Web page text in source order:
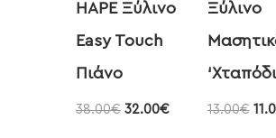
HAPE Ξύλινο
Easy Touch
Πιάνο
38.00€ 32.00€
Ξύλινο
13.00€